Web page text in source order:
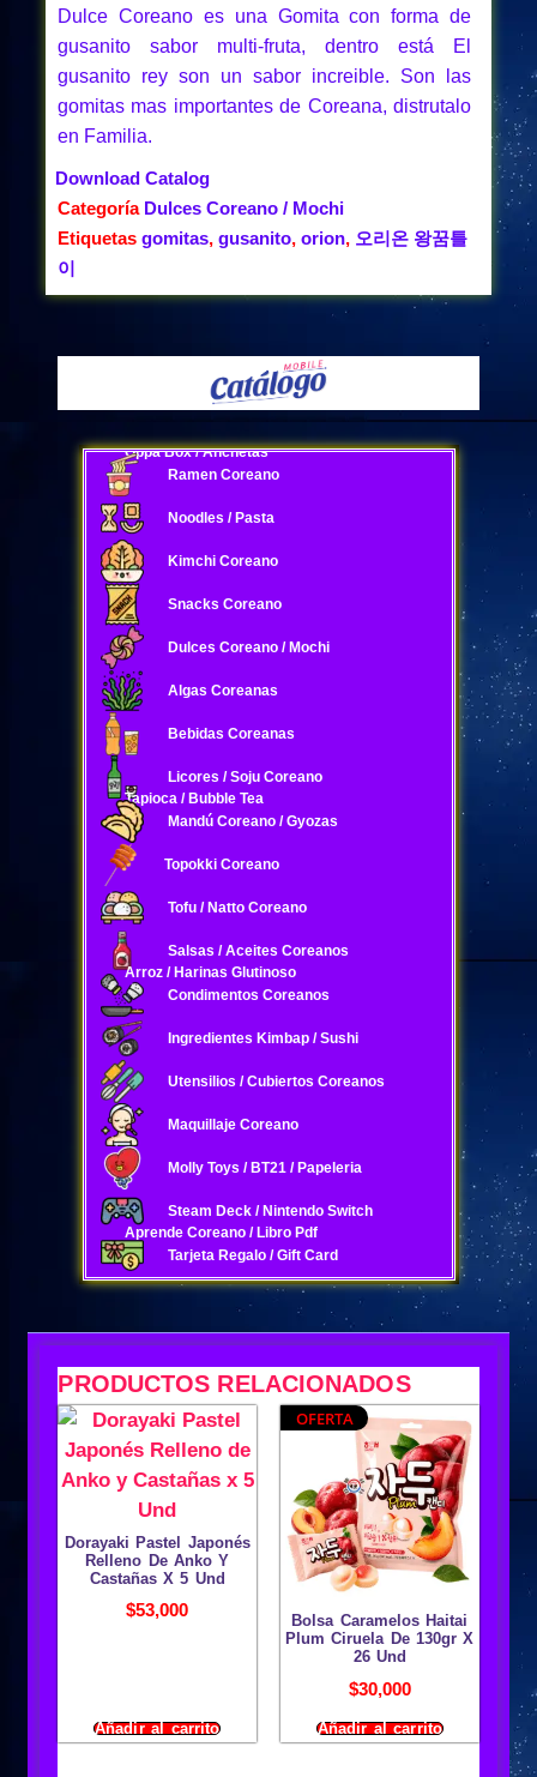
Dulce Coreano es una Gomita con forma de
gusanito sabor multi-fruta, dentro está El
gusanito rey son un sabor increible. Son las
gomitas mas importantes de Coreana, distrutalo
en Familia.
Download Catalog
Categoría Dulces Coreano / Mochi
Etiquetas gomitas, gusanito, orion, 오리온 왕꿈틀
이
Oppa Box / Anchetas
Ramen Coreano
Noodles / Pasta
Kimchi Coreano
Snacks Coreano
Dulces Coreano / Mochi
Algas Coreanas
Bebidas Coreanas
Licores / Soju Coreano
Tapioca / Bubble Tea
Mandú Coreano / Gyozas
Topokki Coreano
Tofu / Natto Coreano
Salsas / Aceites Coreanos
Arroz / Harinas Glutinoso
Condimentos Coreanos
Ingredientes Kimbap / Sushi
Utensilios / Cubiertos Coreanos
Maquillaje Coreano
Molly Toys / BT21 / Papeleria
Steam Deck / Nintendo Switch
Aprende Coreano / Libro Pdf
Tarjeta Regalo / Gift Card
PRODUCTOS RELACIONADOS
Dorayaki Pastel Japonés
Relleno De Anko Y
Castañas X 5 Und
$53,000
Añadir al carrito
OFERTA
Bolsa Caramelos Haitai
Plum Ciruela De 130gr X
26 Und
$30,000
Añadir al carrito